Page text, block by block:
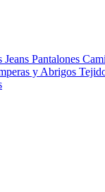
Jeans Pantalones
y Abrigos